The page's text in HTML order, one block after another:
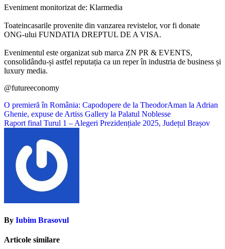
Eveniment monitorizat de: Klarmedia
Toateincasarile provenite din vanzarea revistelor, vor fi donate
ONG-ului FUNDATIA DREPTUL DE A VISA.
Evenimentul este organizat sub marca ZN PR & EVENTS,
consolidându-și astfel reputația ca un reper în industria de business și
luxury media.
@futureeconomy
Navigare
în
O premieră în România: Capodopere de la TheodorAman la Adrian
Ghenie, expuse de Artiss Gallery la Palatul Noblesse
Raport final Turul 1 – Alegeri Prezidențiale 2025, Județul Brașov
By Iubim Brasovul
Articole similare